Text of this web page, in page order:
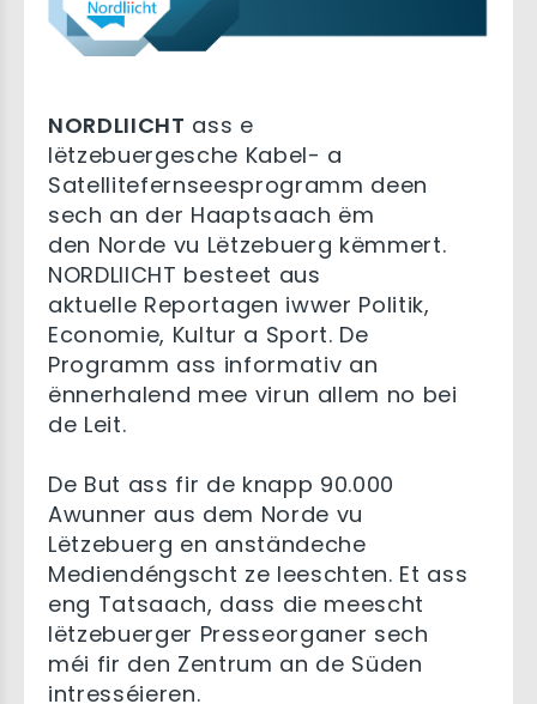
NORDLIICHT ass e
lëtzebuergesche Kabel- a
Satellitefernseesprogramm deen
sech an der Haaptsaach ëm
den Norde vu Lëtzebuerg këmmert.
NORDLIICHT besteet aus
aktuelle Reportagen iwwer Politik,
Economie, Kultur a Sport. De
Programm ass informativ an
ënnerhalend mee virun allem no bei
de Leit.
De But ass fir de knapp 90.000
Awunner aus dem Norde vu
Lëtzebuerg en anständeche
Mediendéngscht ze leeschten. Et ass
eng Tatsaach, dass die meescht
lëtzebuerger Presseorganer sech
méi fir den Zentrum an de Süden
intresséieren.